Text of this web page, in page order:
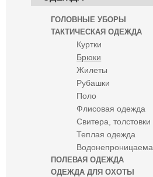
ГОЛОВНЫЕ УБОРЫ
ТАКТИЧЕСКАЯ ОДЕЖДА
Куртки
Брюки
Жилеты
Рубашки
Поло
Флисовая одежда
Свитера, толстовки
Теплая одежда
ПОЛЕВАЯ ОДЕЖДА
ОДЕЖДА ДЛЯ ОХОТЫ